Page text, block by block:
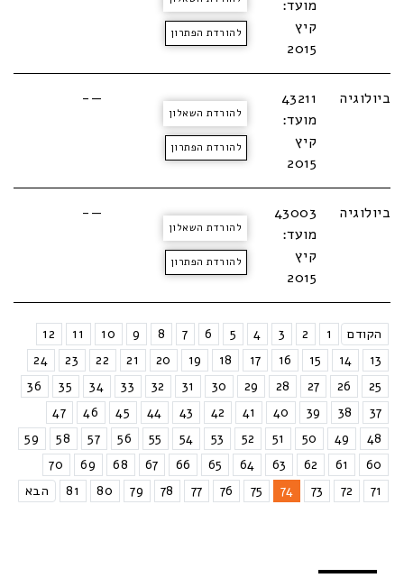
מועד:
קיץ
2015
להורדת הפתרון
ביולוגיה
43211
מועד:
קיץ
2015
להורדת השאלון
להורדת הפתרון
—-
ביולוגיה
43003
מועד:
קיץ
2015
להורדת השאלון
להורדת הפתרון
—-
הקודם 1
2
3
4
5
6
7
8
9
10
11
12
13
14
15
16
17
18
19
20
21
22
23
24
25
26
27
28
29
30
31
32
33
34
35
36
37
38
39
40
41
42
43
44
45
46
47
48
49
50
51
52
53
54
55
56
57
58
59
60
61
62
63
64
65
66
67
68
69
70
71
72
73
74
75
76
77
78
79
80
81 הבא